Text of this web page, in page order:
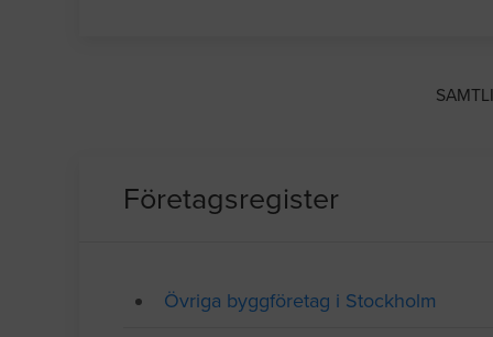
Företagsregister
Övriga byggföretag i Stockholm